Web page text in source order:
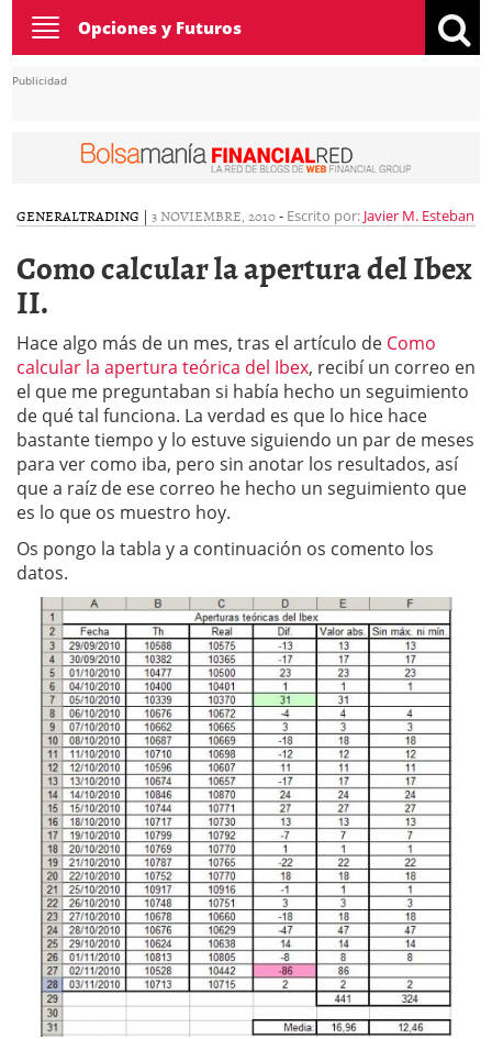
Toggle
navigation
Opciones y Futuros
Publicidad
GENERALTRADING | 3 NOVIEMBRE, 2010- Escrito por: Javier M. Esteban
Como calcular la apertura del Ibex
II.
Hace algo más de un mes, tras el artículo de Como
calcular la apertura teórica del Ibex, recibí un correo en
el que me preguntaban si había hecho un seguimiento
de qué tal funciona. La verdad es que lo hice hace
bastante tiempo y lo estuve siguiendo un par de meses
para ver como iba, pero sin anotar los resultados, así
que a raíz de ese correo he hecho un seguimiento que
es lo que os muestro hoy.
Os pongo la tabla y a continuación os comento los
datos.